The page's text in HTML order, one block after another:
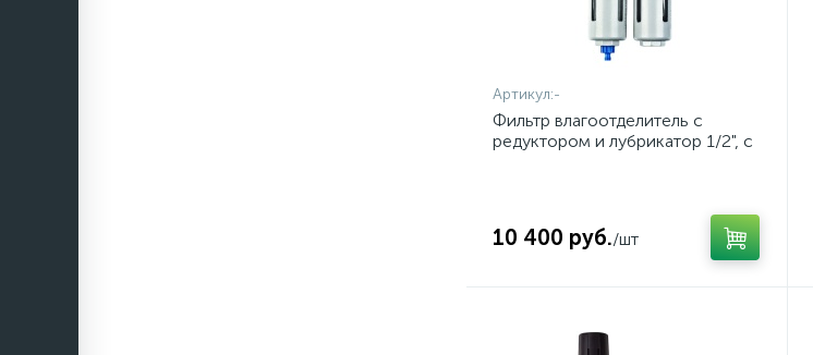
Артикул:-
Фильтр влагоотделитель с
редуктором и лубрикатор 1/2", с
10 400 руб./шт